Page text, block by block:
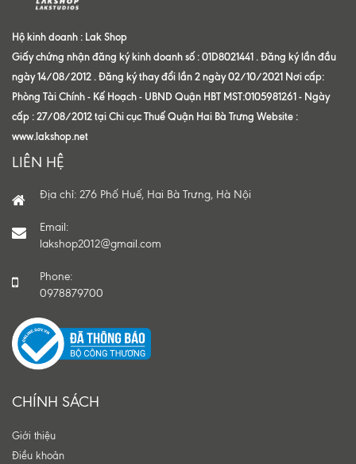
Hộ kinh doanh : Lak Shop
Giấy chứng nhận đăng ký kinh doanh số : 01D8021441 . Đăng ký lần đầu
ngày 14/08/2012 . Đăng ký thay đổi lần 2 ngày 02/10/2021 Nơi cấp:
Phòng Tài Chính - Kế Hoạch - UBND Quận HBT MST:0105981261 - Ngày
cấp : 27/08/2012 tại Chi cục Thuế Quận Hai Bà Trưng Website :
www.lakshop.net
LIÊN HỆ
Địa chỉ: 276 Phố Huế, Hai Bà Trưng, Hà Nội
Email:
lakshop2012@gmail.com
Phone:
0978879700
CHÍNH SÁCH
Giới thiệu
Điều khoản